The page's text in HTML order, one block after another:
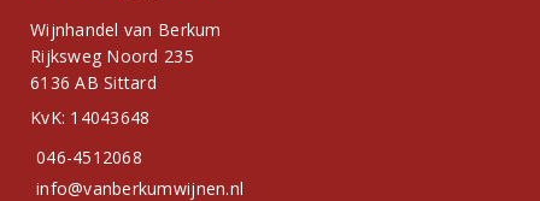
Wijnhandel van Berkum
Rijksweg Noord 235
6136 AB Sittard
KvK: 14043648
046-4512068
info@vanberkumwijnen.nl